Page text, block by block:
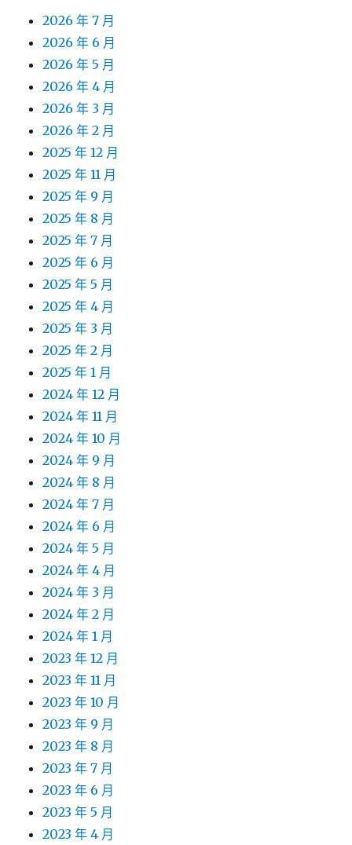
2026 年 7 月
2026 年 6 月
2026 年 5 月
2026 年 4 月
2026 年 3 月
2026 年 2 月
2025 年 12 月
2025 年 11 月
2025 年 9 月
2025 年 8 月
2025 年 7 月
2025 年 6 月
2025 年 5 月
2025 年 4 月
2025 年 3 月
2025 年 2 月
2025 年 1 月
2024 年 12 月
2024 年 11 月
2024 年 10 月
2024 年 9 月
2024 年 8 月
2024 年 7 月
2024 年 6 月
2024 年 5 月
2024 年 4 月
2024 年 3 月
2024 年 2 月
2024 年 1 月
2023 年 12 月
2023 年 11 月
2023 年 10 月
2023 年 9 月
2023 年 8 月
2023 年 7 月
2023 年 6 月
2023 年 5 月
2023 年 4 月